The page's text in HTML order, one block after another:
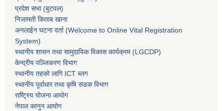
प्रदेश सभा (बुटवल)
निजामती किताब खाना
अनलाईन घटना दर्ता (Welcome to Online Vital Registration
System)
स्थानीय शासन तथा सामुदायिक विकास कार्यक्रम (LGCDP)
केन्द्रीय पञ्जिकरण विभाग
स्थानीय तहको लागि ICT ब्लग
स्थानीय पूर्वाधार तथा कृषि सडक विभाग
राष्ट्रिय योजना आयोग
नेपाल कानुन आयोग